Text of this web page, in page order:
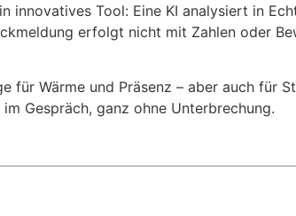
innovatives Tool: Eine KI analysiert in
erfolgt nicht mit Zahlen oder
für Wärme und Präsenz – aber auch für
Gespräch, ganz ohne Unterbrechung.